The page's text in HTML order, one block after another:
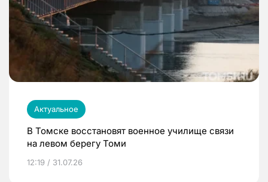
Актуальное
В Томске восстановят военное училище связи
на левом берегу Томи
12:19 / 31.07.26